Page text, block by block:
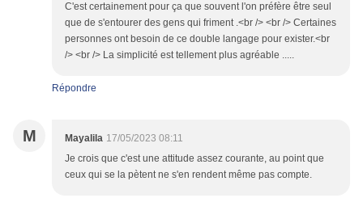
C'est certainement pour ça que souvent l'on préfère être seul
que de s'entourer des gens qui friment .<br /> <br /> Certaines
personnes ont besoin de ce double langage pour exister.<br
/> <br /> La simplicité est tellement plus agréable .....
Répondre
M Mayalila 17/05/2023 08:11
Je crois que c'est une attitude assez courante, au point que
ceux qui se la pètent ne s'en rendent même pas compte.